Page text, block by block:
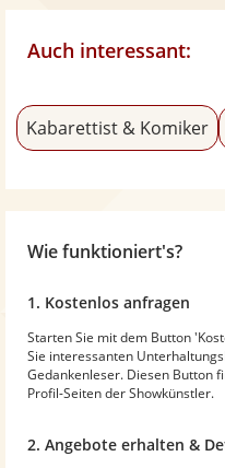
Auch interessant:
Kabarettist & Komiker
Wie funktioniert's?
1. Kostenlos anfragen
Starten Sie mit dem Button
Sie interessanten
Gedankenleser. Diesen Button
Profil-Seiten der Showkünstler.
2. Angebote erhalten &